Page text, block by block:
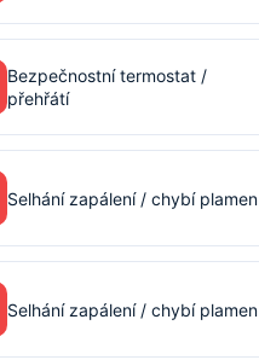
Bezpečnostní termostat /
přehřátí
Selhání zapálení / chybí plamen
Selhání zapálení / chybí plamen